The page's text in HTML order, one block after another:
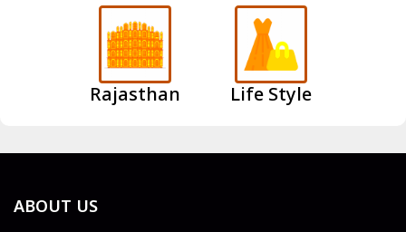
Rajasthan Life Style
ABOUT US